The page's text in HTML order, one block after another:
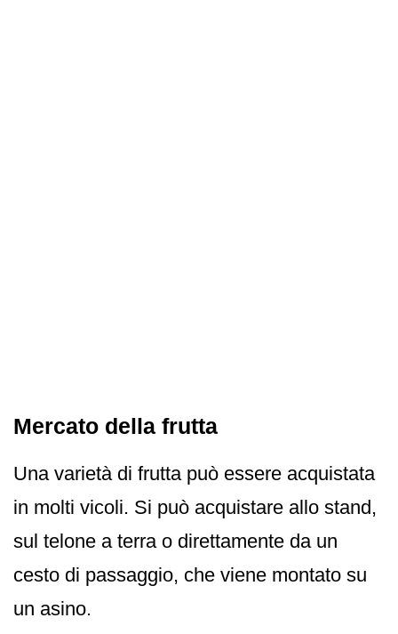
Mercato della frutta
Una varietà di frutta può essere acquistata
in molti vicoli. Si può acquistare allo stand,
sul telone a terra o direttamente da un
cesto di passaggio, che viene montato su
un asino.